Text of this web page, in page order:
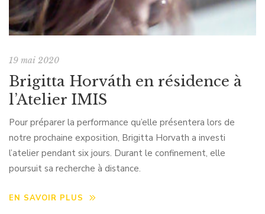
19 mai 2020
Brigitta Horváth en résidence à
l’Atelier IMIS
Pour préparer la performance qu’elle présentera lors de
notre prochaine exposition, Brigitta Horvath a investi
l’atelier pendant six jours. Durant le confinement, elle
poursuit sa recherche à distance.
EN SAVOIR PLUS